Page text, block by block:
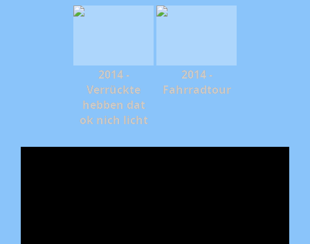
2014 -
Verrückte
hebben dat
ok nich licht
2014 -
Fahrradtour